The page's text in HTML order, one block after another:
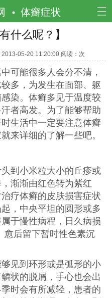
体癣症状
什么呢？】
05-20 11:20:00 阅读： 次
能很多人会分不清，
多，为发生在面部、躯
染。体癣多见于温度较
者高发。为了能够帮助
生活中一定要注意体癣
来详细的了解一些吧。
到小米粒大小的丘疹或
渐渐由红色转为紫红
疗体癣的皮肤损害症状
，中央平坦的圆形或多
于慢性病程，日久病损
愈后留下暂时性色素沉
见到环形或是弧形的小
状的脱屑，手心也会出
时会有所减轻，患者的